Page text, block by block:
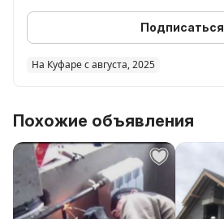
Подписаться
На Куфаре с августа, 2025
Похожие объявления